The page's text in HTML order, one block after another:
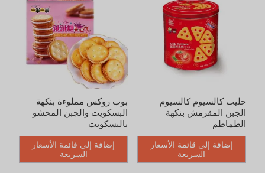
بوب روكس مملوءة بنكهة
البسكويت والجبن المحشو
بالبسكويت
إضافة إلى قائمة الأسعار
السريعة
بوبينج كاندي ساندويتش
بسكويت الحلوى بنكهة الجبن
328غم
إضافة إلى قائمة الأسعار
السريعة